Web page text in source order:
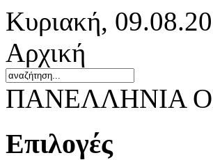
Κυριακή,
Αρχική
ΠΑΝΕΛΛΗΝΙΑ
Επιλογές